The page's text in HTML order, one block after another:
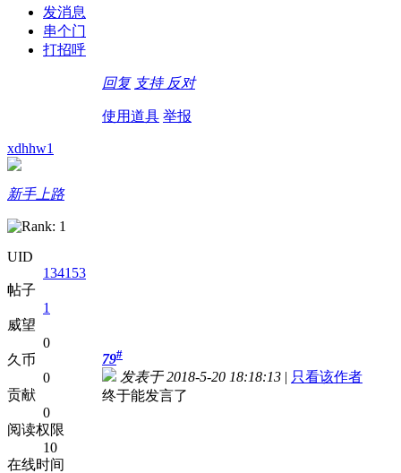
发消息
串个门
打招呼
回复 支持 反对
使用道具 举报
xdhhw1
新手上路
UID
134153
帖子
1
威望
0
久币
0
贡献
0
阅读权限
10
在线时间
79#
发表于 2018-5-20 18:18:13 | 只看该作者
终于能发言了